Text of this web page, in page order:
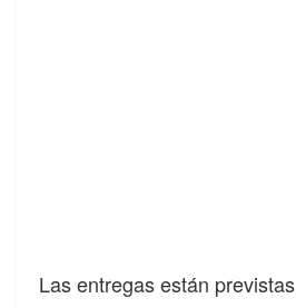
Las entregas están previstas